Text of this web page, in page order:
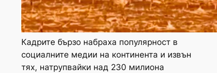
Кадрите бързо набраха популярност в
социалните медии на континента и извън
тях, натрупвайки над 230 милиона